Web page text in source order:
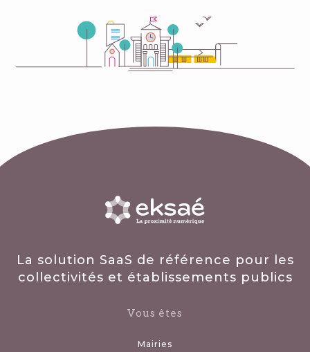
La solution SaaS de référence pour les
collectivités et établissements publics
Vous êtes
Mairies